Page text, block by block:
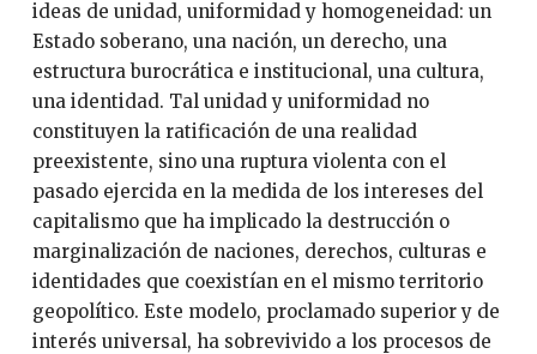
ideas de unidad, uniformidad y homogeneidad: un
Estado soberano, una nación, un derecho, una
estructura burocrática e institucional, una cultura,
una identidad. Tal unidad y uniformidad no
constituyen la ratificación de una realidad
preexistente, sino una ruptura violenta con el
pasado ejercida en la medida de los intereses del
capitalismo que ha implicado la destrucción o
marginalización de naciones, derechos, culturas e
identidades que coexistían en el mismo territorio
geopolítico. Este modelo, proclamado superior y de
interés universal, ha sobrevivido a los procesos de